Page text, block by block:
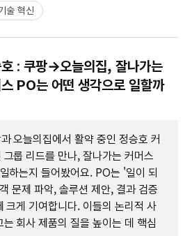
술 혁신
: 쿠팡→오늘의집, 잘나가는
PO는 어떤 생각으로 일할까
오늘의집에서 활약 중인 정승호 커
룹 리드를 만나, 잘나가는 커머스
하는지 들어봤어요. PO는 '일이 되
문제 파악, 솔루션 제안, 결과 검증
크게 기여합니다. 이들의 논리적 사
회사 제품의 질을 높이는 데 핵심